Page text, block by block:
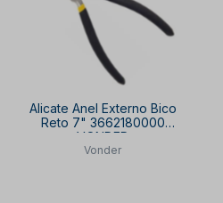
Alicate Anel Externo Bico
Reto 7" 3662180000
VONDER
Vonder